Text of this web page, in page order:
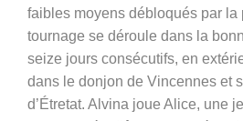
faibles moyens débloqués par la
tournage se déroule dans la
seize jours consécutifs, en
dans le donjon de Vincennes et
d’Étretat. Alvina joue Alice, une